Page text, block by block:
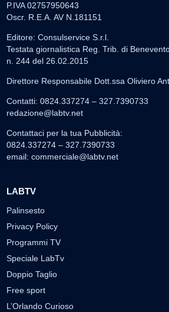
P.IVA 02757950643
Oscr. R.E.A. AV N.181151
Editore: Consulservice S.r.l.
Testata giornalistica Reg. Trib. di
n. 244 del 26.02.2015
Direttore Responsabile Dott.ssa Oliviero
Contatti: 0824.337274 – 327.7390733
redazione@labtv.net
Contattaci per la tua Pubblicità:
0824.337274 – 327.7390733
email: commerciale@labtv.net
LABTV
Palinsesto
Privacy Policy
Programmi TV
Speciale LabTv
Doppio Taglio
Free sport
L’Orlando Curioso